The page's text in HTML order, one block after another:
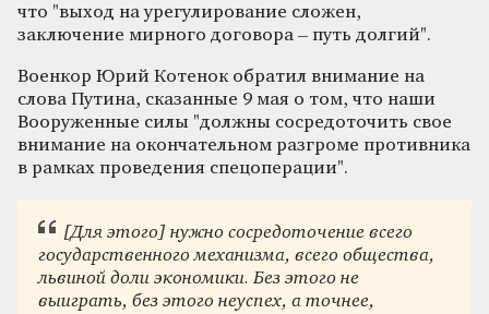
что "выход на урегулирование сложен,
заключение мирного договора – путь долгий".
Военкор Юрий Котенок обратил внимание на
слова Путина, сказанные 9 мая о том, что наши
Вооруженные силы "должны сосредоточить свое
внимание на окончательном разгроме противника
в рамках проведения спецоперации".
[Для этого] нужно сосредоточение всего
государственного механизма, всего общества,
львиной доли экономики. Без этого не
выиграть, без этого неуспех, а точнее,